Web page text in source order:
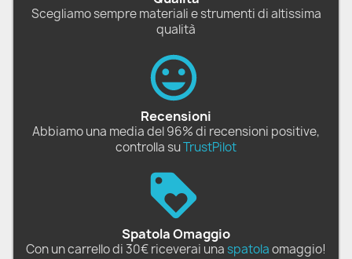
Scegliamo sempre materiali e strumenti di altissima
qualità
Recensioni
Abbiamo una media del 96% di recensioni positive,
controlla suTrustPilot
Spatola Omaggio
Con un carrello di 30€ riceverai una spatolaomaggio!